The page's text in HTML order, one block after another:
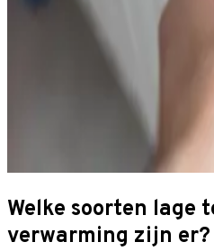
Welke soorten lage
verwarming zijn er?